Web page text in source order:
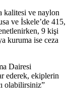
kalitesi ve naylon
ve İskele’de 415,
9 kişi
kuruma ise ceza
Dairesi
ederek, ekiplerin
olabilirsiniz”